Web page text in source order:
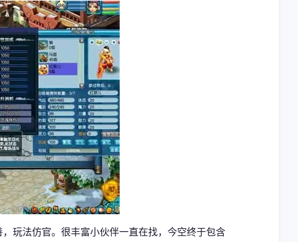
玩法仿官。很丰富小伙伴一直在找，今空终于包含